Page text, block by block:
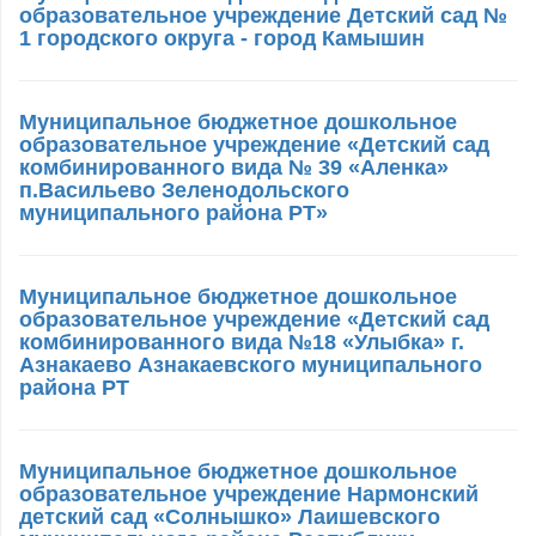
образовательное учреждение Детский сад №
1 городского округа - город Камышин
Муниципальное бюджетное дошкольное
образовательное учреждение «Детский сад
комбинированного вида № 39 «Аленка»
п.Васильево Зеленодольского
муниципального района РТ»
Муниципальное бюджетное дошкольное
образовательное учреждение «Детский сад
комбинированного вида №18 «Улыбка» г.
Азнакаево Азнакаевского муниципального
района РТ
Муниципальное бюджетное дошкольное
образовательное учреждение Нармонский
детский сад «Солнышко» Лаишевского